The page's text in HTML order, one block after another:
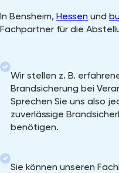
In Bensheim, Hessen und
Fachpartner für die
Wir stellen z. B.
Brandsicherung bei
Sprechen Sie uns also
zuverlässige
benötigen.
Sie können unseren